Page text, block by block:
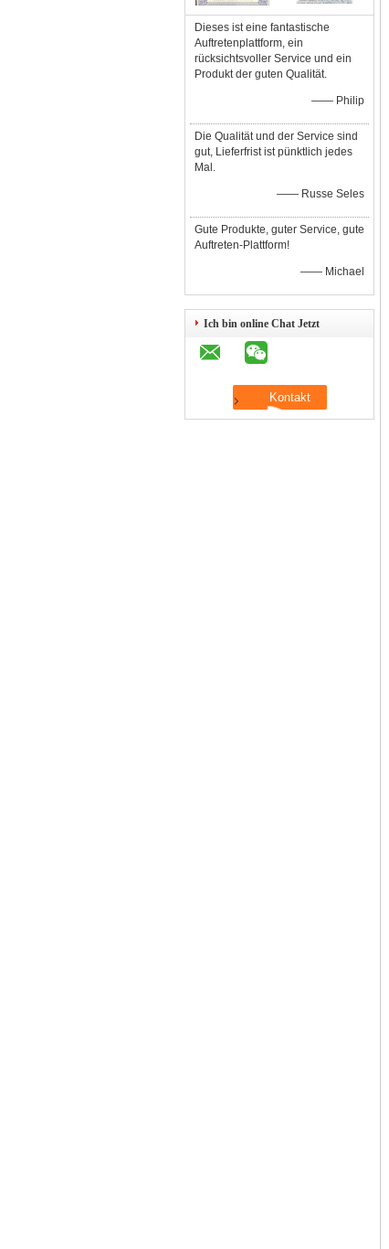
Dieses ist eine fantastische
Auftretenplattform, ein
rücksichtsvoller Service und ein
Produkt der guten Qualität.
—— Philip
Die Qualität und der Service sind
gut, Lieferfrist ist pünktlich jedes
Mal.
—— Russe Seles
Gute Produkte, guter Service, gute
Auftreten-Plattform!
—— Michael
Ich bin online Chat Jetzt